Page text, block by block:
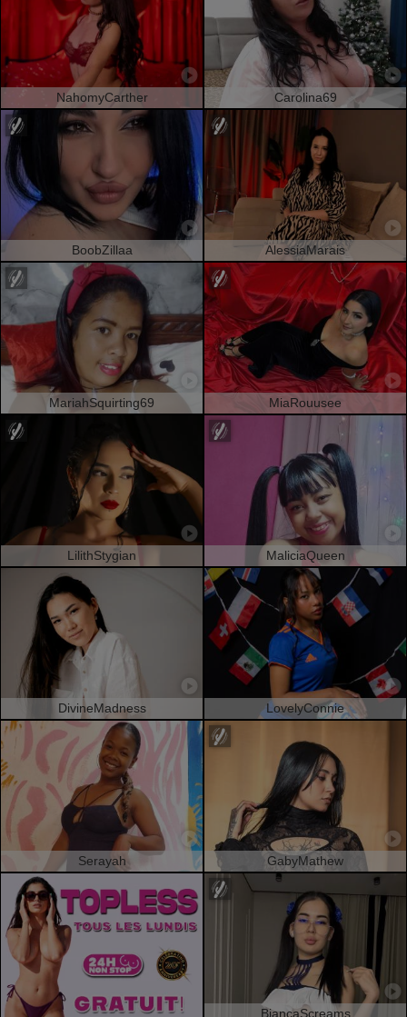
NahomyCarther Carolina69
BoobZillaa AlessiaMarais
MariahSquirting69 MiaRouusee
LilithStygian MaliciaQueen
DivineMadness LovelyConnie
Serayah GabyMathew
BiancaScreams